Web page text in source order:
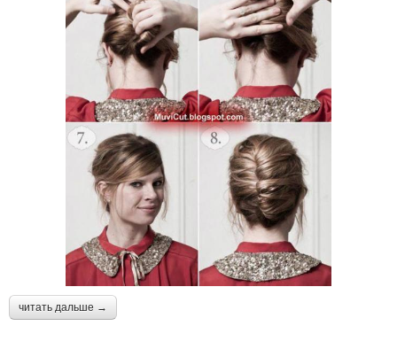
читать дальше →